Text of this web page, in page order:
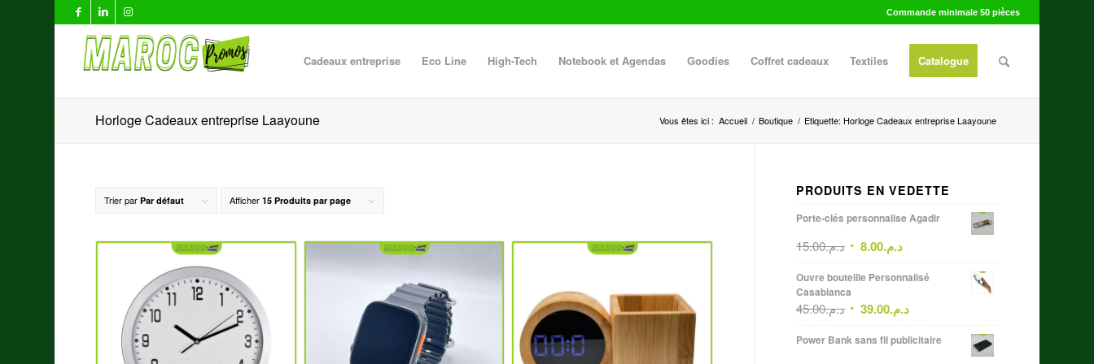
Commande minimale 50 pièces
Cadeaux entreprise Eco Line High-Tech Notebook et Agendas Goodies Coffret cadeaux Textiles Catalogue
Horloge Cadeaux entreprise Laayoune Vous êtes ici : Accueil / Boutique / Etiquette: Horloge Cadeaux entreprise Laayoune
Trier parPar défaut Afficher15 Produits par page
PRODUITS EN VEDETTE
Porte-clés personnalise Agadir
د.م.15.00 د.م.8.00
Ouvre bouteille Personnalisé
Casablanca
د.م.45.00 د.م.39.00
Power Bank sans fil publicitaire